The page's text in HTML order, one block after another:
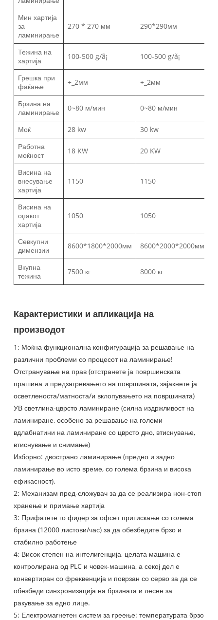
Мин хартија
за
ламинирање
270 * 270 мм 290*290мм
Тежина на
хартија
100-500 g/ã¡ 100-500 g/ã¡
Грешка при
фаќање
+_2мм +_2мм
Брзина на
ламинирање
0~80 м/мин 0~80 м/мин
Моќ 28 kw
30 kw
Работна
моќност
18 KW 20 KW
Висина на
внесување
хартија
1150 1150
Висина на
оџакот
хартија
1050 1050
Севкупни
димензии
8600*1800*2000мм 8600*2000*2000мм
Вкупна
тежина
7500 кг 8000 кг
Карактеристики и апликација на
производот
1: Моќна функционална конфигурација за решавање на
различни проблеми со процесот на ламинирање!
Отстранување на прав (отстранете ја површинската
прашина и предзагревањето на површината, зајакнете ја
осветленоста/матноста/и вклопувањето на површината)
УВ светлина-цврсто ламиниране (силна издржливост на
ламиниране, особено за решавање на големи
вдлабнатини на ламиниране со цврсто дно, втиснување,
втиснување и снимање)
Изборно: двострано ламинирање (предно и задно
ламинирање во исто време, со голема брзина и висока
ефикасност).
2: Механизам пред-сложувач за да се реализира нон-стоп
хранење и примање хартија
3: Прифатете го фидер за офсет притискање со голема
брзина (12000 листови/час) за да обезбедите брзо и
стабилно работење
4: Висок степен на интелигенција, целата машина е
контролирана од PLC и човек-машина, а секој дел е
конвертиран со фреквенција и поврзан со серво за да се
обезбеди синхронизација на брзината и лесен за
ракување за едно лице.
5: Електромагнетен систем за греење: температурата брзо